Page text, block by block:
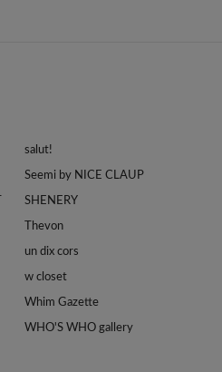
salut!
Seemi by NICE CLAUP
SHENERY
Thevon
un dix cors
w closet
Whim Gazette
WHO'S WHO gallery